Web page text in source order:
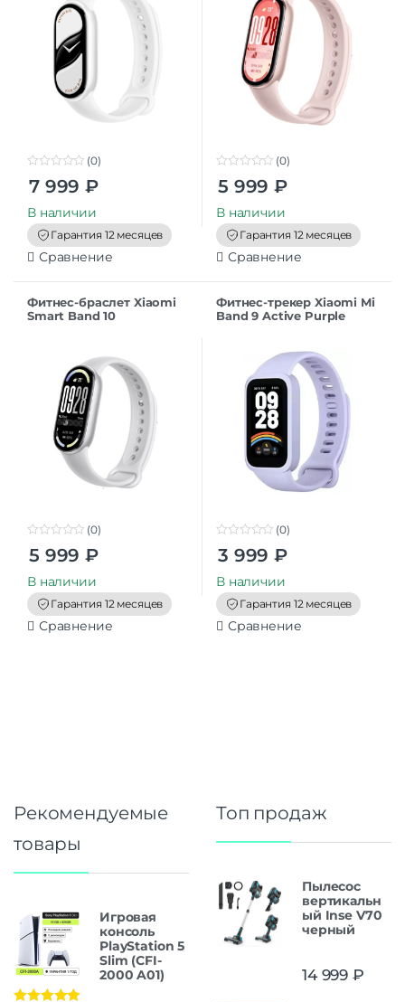
o
t
o
f
5
(0)
7 999 ₽
В наличии
Гарантия 12 месяцев
Сравнение
o
t
o
f
5
(0)
5 999 ₽
В наличии
Гарантия 12 месяцев
Сравнение
Фитнес-браслет Xiaomi
Smart Band 10
o
t
o
f
5
(0)
5 999 ₽
В наличии
Гарантия 12 месяцев
Сравнение
Фитнес-трекер Xiaomi Mi
Band 9 Active Purple
o
t
o
f
5
(0)
3 999 ₽
В наличии
Гарантия 12 месяцев
Сравнение
Рекомендуемые
товары
Игровая
консоль
PlayStation 5
Slim (CFI-
2000 A01)
Топ продаж
Пылесос
вертикальн
ый Inse V70
черный
14 999 ₽